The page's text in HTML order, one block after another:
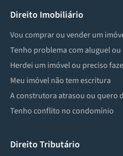
Direito Imobiliário
Vou comprar ou vender um
Tenho problema com aluguel ou
Herdei um imóvel ou preciso
Meu imóvel não tem escritura
A construtora atrasou ou quero
Tenho conflito no condomínio
Direito Tributário